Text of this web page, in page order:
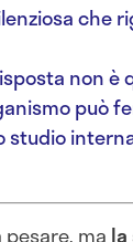
che
non è
può
studio
pesare, ma